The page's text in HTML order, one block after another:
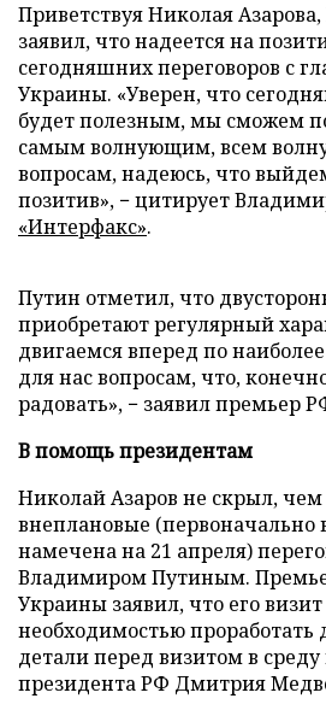
Приветствуя Николая
заявил, что надеется на
сегодняшних переговоров с
Украины. «Уверен, что
будет полезным, мы сможем
самым волнующим, всем
вопросам, надеюсь, что
позитив», − цитирует
«Интерфакс».
Путин отметил, что
приобретают регулярный
двигаемся вперед по
для нас вопросам, что,
радовать», − заявил премьер
В помощь президентам
Николай Азаров не скрыл,
внеплановые (первоначально
намечена на 21 апреля)
Владимиром Путиным.
Украины заявил, что его
необходимостью
детали перед визитом в среду
президента РФ Дмитрия